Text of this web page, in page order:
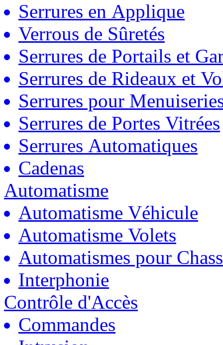
Serrures en Applique
Verrous de Sûretés
Serrures de Portails et
Serrures de Rideaux et
Serrures pour
Serrures de Portes Vitrées
Serrures Automatiques
Cadenas
Automatisme
Automatisme Véhicule
Automatisme Volets
Automatismes pour
Interphonie
Contrôle d'Accès
Commandes